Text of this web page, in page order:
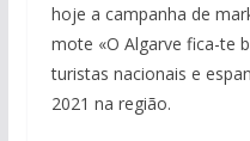
hoje a campanha de
mote «O Algarve fica-te
turistas nacionais e
2021 na região.